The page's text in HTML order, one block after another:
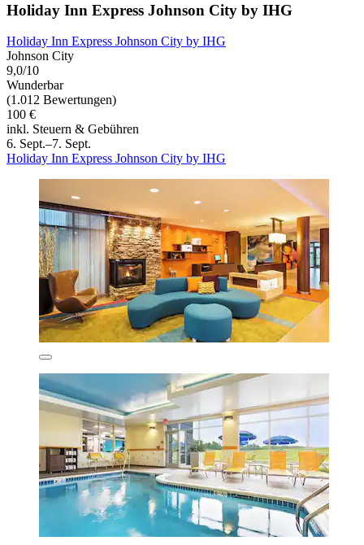
Holiday Inn Express Johnson City by IHG
Holiday Inn Express Johnson City by IHG
Johnson City
9,0/10
Wunderbar
(1.012 Bewertungen)
100 €
inkl. Steuern & Gebühren
6. Sept.–7. Sept.
Holiday Inn Express Johnson City by IHG